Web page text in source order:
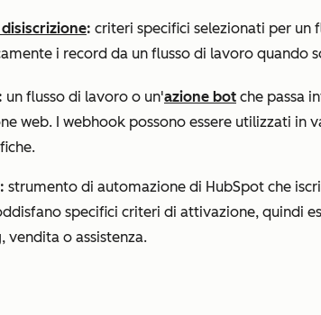
: criteri specifici selezionati per un
i record da un flusso di lavoro quando
un flusso di lavoro o un'azione bot che passa
web. I webhook possono essere utilizzati in
: strumento di automazione di HubSpot che
specifici criteri di attivazione, quindi
vendita o assistenza.